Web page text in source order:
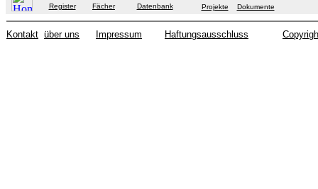
Register
Fächer Datenbank
Projekte
Dokumente
Kontakt über uns Impressum Haftungsausschluss